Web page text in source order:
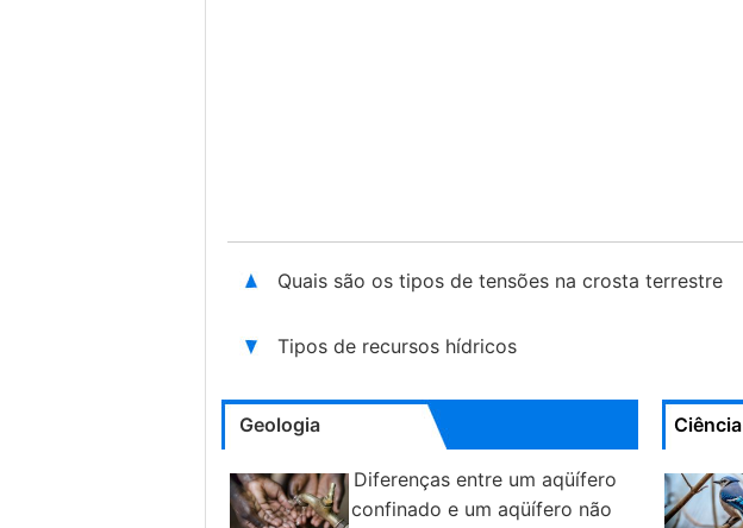
Quais são os tipos de tensões na crosta terrestre
Tipos de recursos hídricos
Geologia
Diferenças entre um aqüífero
confinado e um aqüífero não
Ciência